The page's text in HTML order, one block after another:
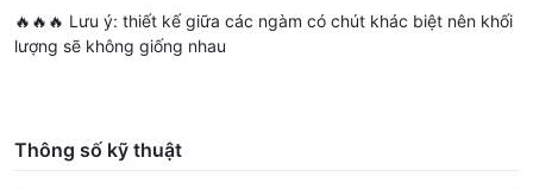
🔥🔥🔥 Lưu ý: thiết kế giữa các ngàm có chút khác biệt nên khối
lượng sẽ không giống nhau
Thông số kỹ thuật